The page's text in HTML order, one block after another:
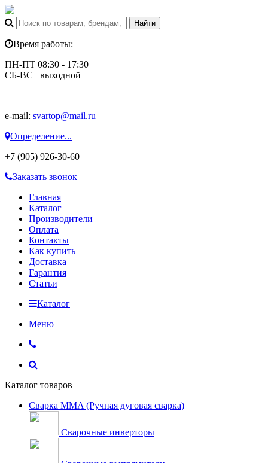
Время работы:
ПН-ПТ 08:30 - 17:30
СБ-ВС выходной
e-mail: svartop@mail.ru
Определение...
+7 (905) 926-30-60
Заказать звонок
Главная
Каталог
Производители
Оплата
Контакты
Как купить
Доставка
Гарантия
Статьи
Каталог
Меню
Каталог товаров
Сварка MMA (Ручная дуговая сварка)
Сварочные инверторы